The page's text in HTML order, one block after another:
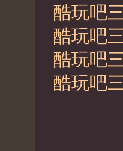
酷玩吧
酷玩吧
酷玩吧
酷玩吧